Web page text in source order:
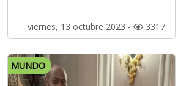
viernes, 13 octubre 2023 - 3317
MUNDO